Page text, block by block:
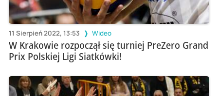
11 Sierpień 2022, 13:53 Wideo
W Krakowie rozpoczął się turniej PreZero Grand
Prix Polskiej Ligi Siatkówki!